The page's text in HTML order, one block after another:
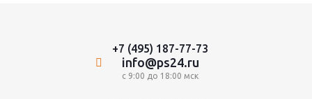
+7 (495) 187-77-73
info@ps24.ru
с 9:00 до 18:00 мск